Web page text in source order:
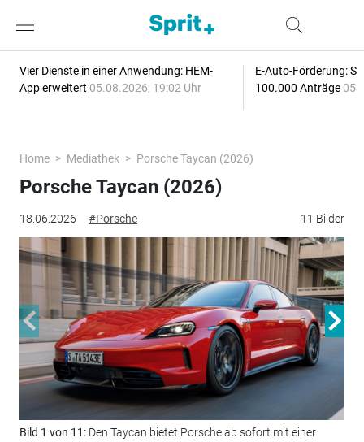
Vier Dienste in einer Anwendung: HEM-
App erweitert 05.08.2026, 19:02 Uhr
E-Auto-Förderung:
100.000 Anträge
Home Mediathek Porsche Taycan (2026)
18.06.2026 #Porsche 11 Bilder
Porsche Taycan (2026)
Bild 1 von 11: Den Taycan bietet Porsche ab sofort mit einer